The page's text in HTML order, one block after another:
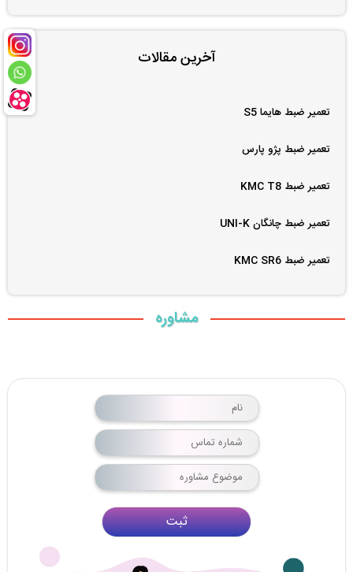
آخرین مقالات
تعمیر ضبط هایما S5
تعمیر ضبط پژو پارس
تعمیر ضبط KMC T8
تعمیر ضبط چانگان UNI-K
تعمیر ضبط KMC SR6
مشاوره
ثبت